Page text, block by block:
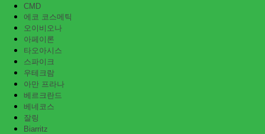
CMD
에코 코스메틱
오이비오나
아페이론
타오아시스
스파이크
우테크람
아만 프라나
베르크란드
베네코스
잘링
Biarritz